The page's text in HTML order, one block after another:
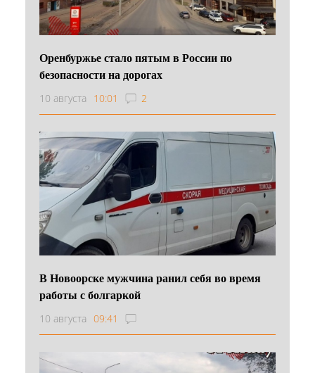
Оренбуржье стало пятым в России по
безопасности на дорогах
10 августа 10:01 2
В Новоорске мужчина ранил себя во время
работы с болгаркой
10 августа 09:41